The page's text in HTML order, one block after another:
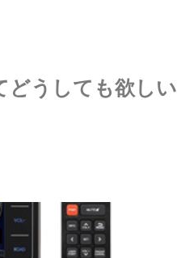
どうしても欲しい